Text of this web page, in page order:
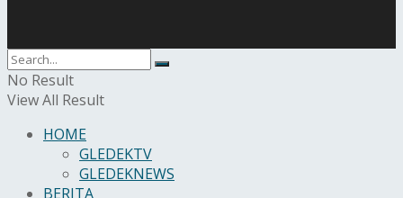
No Result
View All Result
HOME
GLEDEKTV
GLEDEKNEWS
BERITA